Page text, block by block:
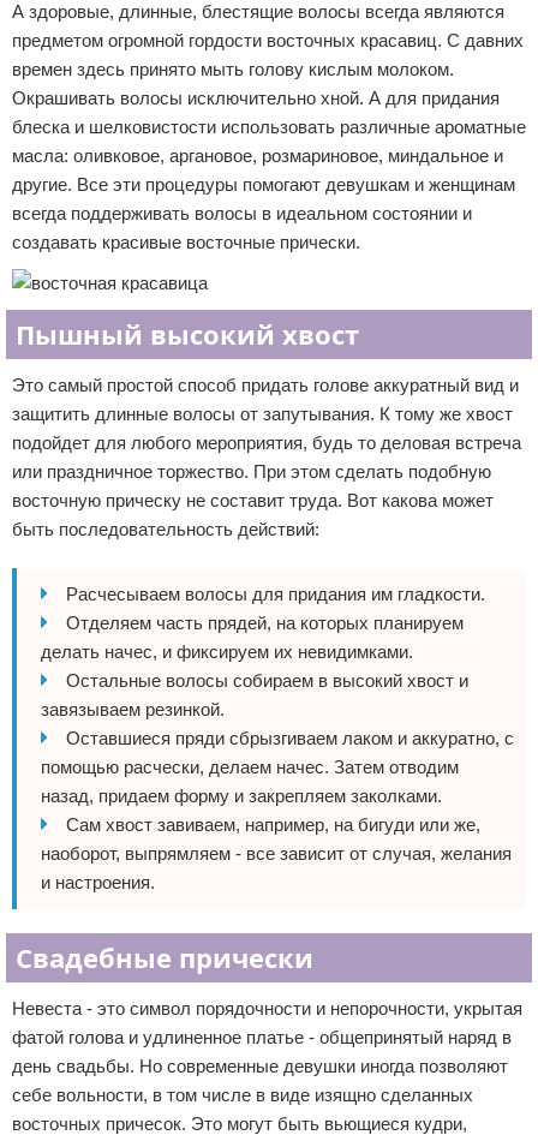
А здоровые, длинные, блестящие волосы всегда являются
предметом огромной гордости восточных красавиц. С давних
времен здесь принято мыть голову кислым молоком.
Окрашивать волосы исключительно хной. А для придания
блеска и шелковистости использовать различные ароматные
масла: оливковое, аргановое, розмариновое, миндальное и
другие. Все эти процедуры помогают девушкам и женщинам
всегда поддерживать волосы в идеальном состоянии и
создавать красивые восточные прически.
Пышный высокий хвост
Это самый простой способ придать голове аккуратный вид и
защитить длинные волосы от запутывания. К тому же хвост
подойдет для любого мероприятия, будь то деловая встреча
или праздничное торжество. При этом сделать подобную
восточную прическу не составит труда. Вот какова может
быть последовательность действий:
Расчесываем волосы для придания им гладкости.
Отделяем часть прядей, на которых планируем
делать начес, и фиксируем их невидимками.
Остальные волосы собираем в высокий хвост и
завязываем резинкой.
Оставшиеся пряди сбрызгиваем лаком и аккуратно, с
помощью расчески, делаем начес. Затем отводим
назад, придаем форму и закрепляем заколками.
Сам хвост завиваем, например, на бигуди или же,
наоборот, выпрямляем - все зависит от случая, желания
и настроения.
Свадебные прически
Невеста - это символ порядочности и непорочности, укрытая
фатой голова и удлиненное платье - общепринятый наряд в
день свадьбы. Но современные девушки иногда позволяют
себе вольности, в том числе в виде изящно сделанных
восточных причесок. Это могут быть вьющиеся кудри,